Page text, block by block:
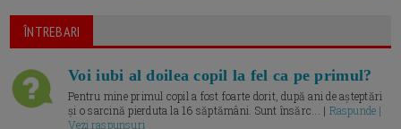
ÎNTREBARI
Voi iubi al doilea copil la fel ca pe primul?
Pentru mine primul copil a fost foarte dorit, după ani de așteptări
și o sarcină pierduta la 16 săptămâni. Sunt însărc... | Raspunde |
Vezi raspunsuri